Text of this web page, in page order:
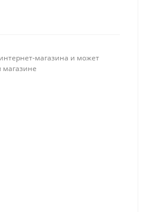
магазина и может
магазине